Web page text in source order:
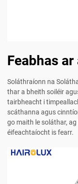
Feabhas
Soláthraíonn na
thar a bheith soiléir
tairbheacht i
scáthanna agus
go maith le soláthar,
éifeachtaíocht is fearr.